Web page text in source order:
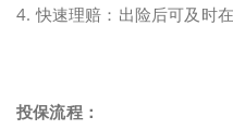
4. 快速理赔：出险后可及时在
投保流程：